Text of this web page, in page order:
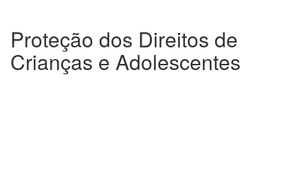
Proteção dos Direitos de
Crianças e Adolescentes